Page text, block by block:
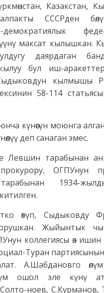
Казакстан,
СССРден
демократиялык
максат кылышкан.
даярдаган
бул иш-
кылмышы
58-114
күнөөсүн моюнга
деп санаган эмес.
Левшин тарабынан
ОГПУнун
1934-
өтүп, Сыдыковду
Жыйынтык
коллегиясы өз
Туран партиясынын
А.Шабдановго
ошол эле күнү
ноев, С.Курманов,